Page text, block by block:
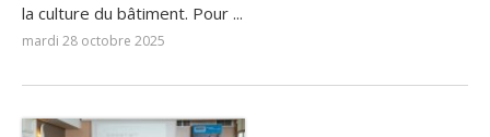
la culture du bâtiment. Pour ...
mardi 28 octobre 2025